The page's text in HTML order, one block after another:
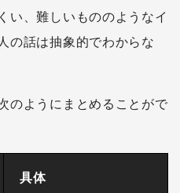
い、難しいもののようなイ
の話は抽象的でわからな
のようにまとめることがで
具体